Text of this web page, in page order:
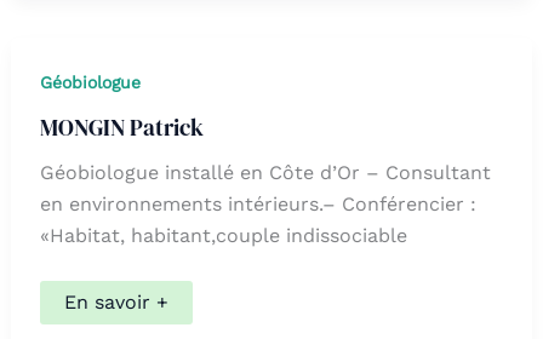
Géobiologue
MONGIN Patrick
Géobiologue installé en Côte d’Or – Consultant
en environnements intérieurs.– Conférencier :
«Habitat, habitant,couple indissociable
MONGIN
Patrick
En savoir +